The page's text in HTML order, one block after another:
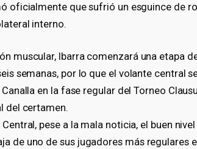
oficialmente que sufrió un esguince de
interno.
muscular, Ibarra comenzará una etapa
semanas, por lo que el volante central
en la fase regular del Torneo
del certamen.
pese a la mala noticia, el buen
de uno de sus jugadores más regulares